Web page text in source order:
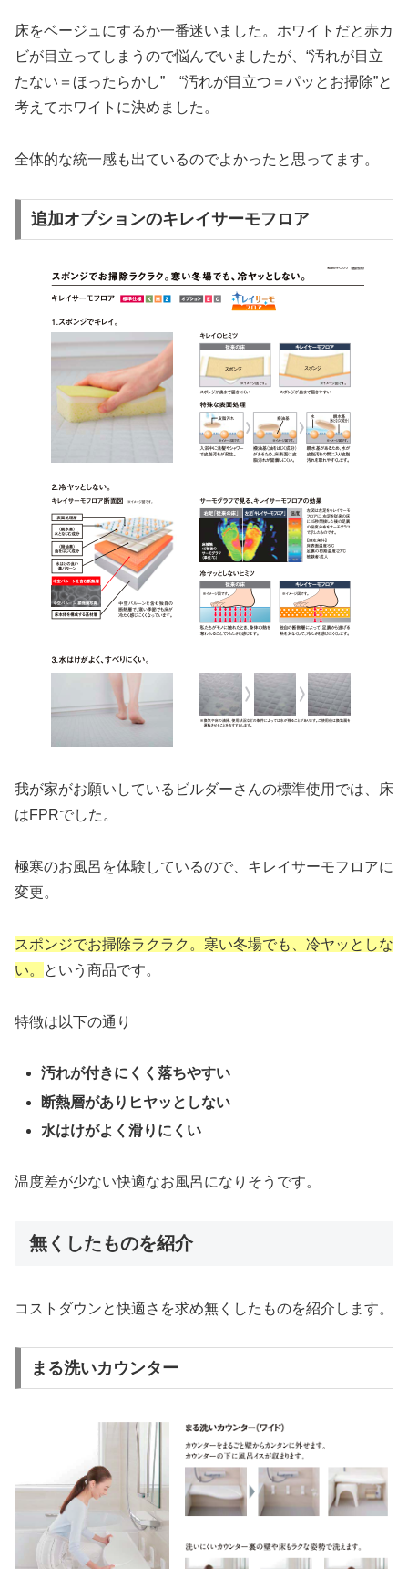
床をベージュにするか一番迷いました。ホワイトだと赤カ
ビが目立ってしまうので悩んでいましたが、“汚れが目立
たない＝ほったらかし” “汚れが目立つ＝パッとお掃除”と
考えてホワイトに決めました。
全体的な統一感も出ているのでよかったと思ってます。
追加オプションのキレイサーモフロア
我が家がお願いしているビルダーさんの標準使用では、床
はFPRでした。
極寒のお風呂を体験しているので、キレイサーモフロアに
変更。
スポンジでお掃除ラクラク。寒い冬場でも、冷ヤッとしな
い。
という商品です。
特徴は以下の通り
汚れが付きにくく落ちやすい
断熱層がありヒヤッとしない
水はけがよく滑りにくい
温度差が少ない快適なお風呂になりそうです。
無くしたものを紹介
コストダウンと快適さを求め無くしたものを紹介します。
まる洗いカウンター